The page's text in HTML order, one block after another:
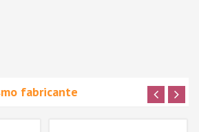
fabricante